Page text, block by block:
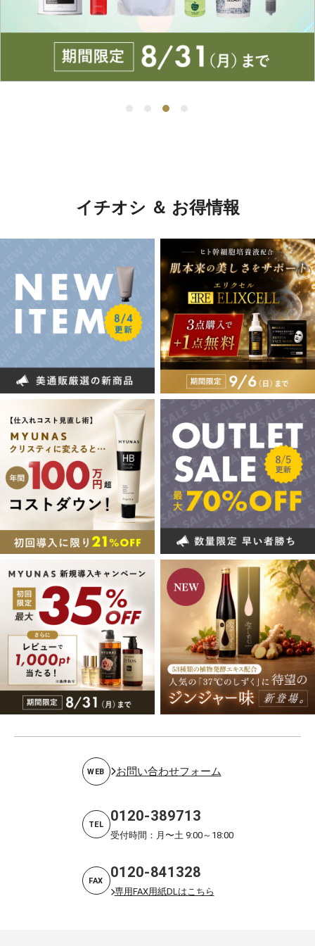
イチオシ ＆ お得情報
WEB お問い合わせフォーム
TEL 0120-389713
受付時間：月〜土 9:00～18:00
FAX 0120-841328
専用FAX用紙DLはこちら